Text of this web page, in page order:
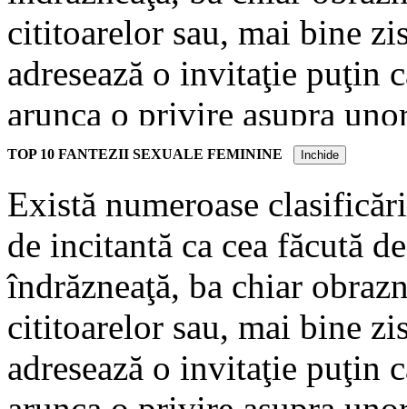
cititoarelor sau, mai bine
adresează o invitaţie puţin
arunca o privire asupra
secret şi învăluite de
erotice lasă deoparte vălul
splendoarea lor. Cele mai
feminine iau forma unor
stil care provoacă la
TOP 10 FANTEZII SEXUALE FEMININE Inchide
Există numeroase
de incitantă ca cea făcută
îndrăzneaţă, ba chiar
cititoarelor sau, mai bine
adresează o invitaţie puţin